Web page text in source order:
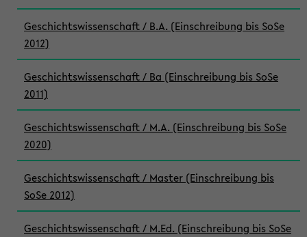
Geschichtswissenschaft / B.A. (Einschreibung bis SoSe
2012)
Geschichtswissenschaft / Ba (Einschreibung bis SoSe
2011)
Geschichtswissenschaft / M.A. (Einschreibung bis SoSe
2020)
Geschichtswissenschaft / Master (Einschreibung bis
SoSe 2012)
Geschichtswissenschaft / M.Ed. (Einschreibung bis SoSe